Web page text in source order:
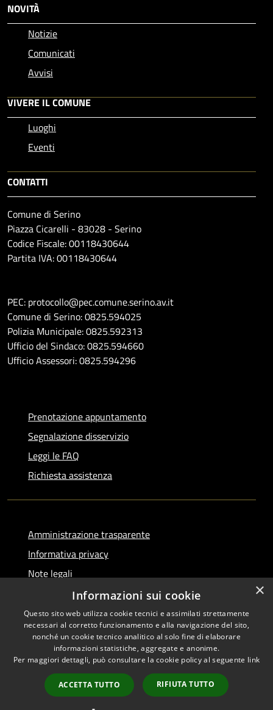
NOVITÀ
Notizie
Comunicati
Avvisi
VIVERE IL COMUNE
Luoghi
Eventi
CONTATTI
Comune di Serino
Piazza Cicarelli - 83028 - Serino
Codice Fiscale: 00118430644
Partita IVA: 00118430644
PEC: protocollo@pec.comune.serino.av.it
Comune di Serino: 0825.594025
Polizia Municipale: 0825.592313
Ufficio del Sindaco: 0825.594660
Ufficio Assessori: 0825.594296
Prenotazione appuntamento
Segnalazione disservizio
Leggi le FAQ
Richiesta assistenza
Amministrazione trasparente
Informativa privacy
Note legali
Dichiarazione di accessibilità
RSS
Accessibilità
Copyright © 2026 • Comune di
Municipium•
Accesso
redazione
×
Informazioni sui cookie
Questo sito web utilizza cookie tecnici e assimilati strettamente
necessari al corretto funzionamento e alla navigazione del sito,
nonché un cookie tecnico analitico al solo fine di elaborare
informazioni statistiche, aggregate e anonime.
Per maggiori dettagli, può consultare la cookie policy al seguente link
ACCETTA TUTTO RIFIUTA TUTTO